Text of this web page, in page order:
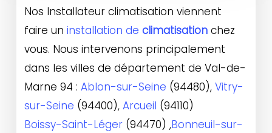
Nos Installateur climatisation viennent
faire uninstallation declimatisationchez
vous. Nous intervenons principalement
dans les villes de département de Val-de-
Marne 94 :Ablon-sur-Seine (94480),Vitry-
sur-Seine (94400),Arcueil (94110)
Boissy-Saint-Léger (94470) ,Bonneuil-sur-